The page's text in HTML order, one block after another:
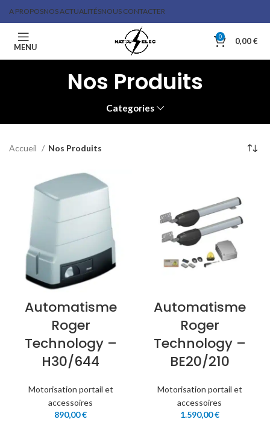
A PROPOSNOS ACTUALITÉSNOUS CONTACTER
MENU
0 0,00€
Nos Produits
Categories
Accueil Nos Produits
Automatisme
Roger
Technology –
H30/644
Motorisation portail et
accessoires
890,00€
Automatisme
Roger
Technology –
BE20/210
Motorisation portail et
accessoires
1.590,00€